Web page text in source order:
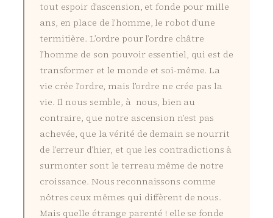
tout espoir d’ascension, et fonde pour mille
ans, en place de l’homme, le robot d’une
termitière. L’ordre pour l’ordre châtre
l’homme de son pouvoir essentiel, qui est de
transformer et le monde et soi-même. La
vie crée l’ordre, mais l’ordre ne crée pas la
vie. Il nous semble, à nous, bien au
contraire, que notre ascension n’est pas
achevée, que la vérité de demain se nourrit
de l’erreur d’hier, et que les contradictions à
surmonter sont le terreau même de notre
croissance. Nous reconnaissons comme
nôtres ceux mêmes qui diffèrent de nous.
Mais quelle étrange parenté ! elle se fonde